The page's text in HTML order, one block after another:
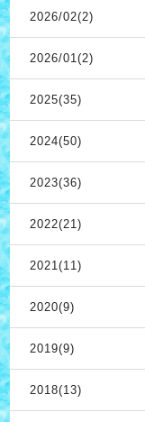
2026/02(2)
2026/01(2)
2025(35)
2024(50)
2023(36)
2022(21)
2021(11)
2020(9)
2019(9)
2018(13)